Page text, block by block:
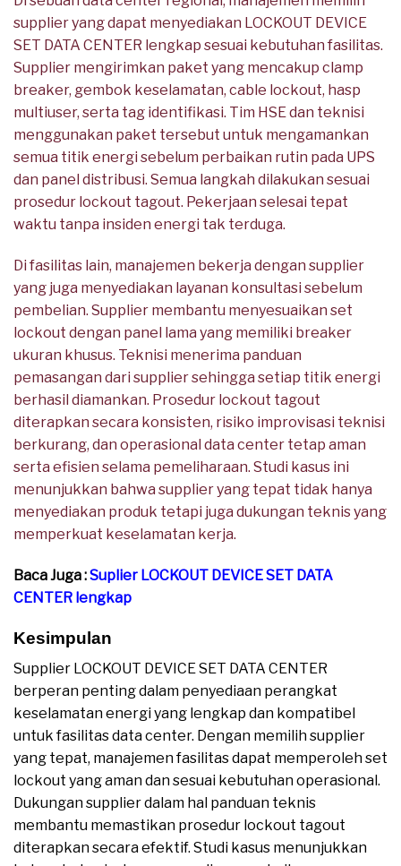
supplier yang dapat menyediakan LOCKOUT DEVICE
SET DATA CENTER lengkap sesuai kebutuhan fasilitas.
Supplier mengirimkan paket yang mencakup clamp
breaker, gembok keselamatan, cable lockout, hasp
multiuser, serta tag identifikasi. Tim HSE dan teknisi
menggunakan paket tersebut untuk mengamankan
semua titik energi sebelum perbaikan rutin pada UPS
dan panel distribusi. Semua langkah dilakukan sesuai
prosedur lockout tagout. Pekerjaan selesai tepat
waktu tanpa insiden energi tak terduga.
Di fasilitas lain, manajemen bekerja dengan supplier
yang juga menyediakan layanan konsultasi sebelum
pembelian. Supplier membantu menyesuaikan set
lockout dengan panel lama yang memiliki breaker
ukuran khusus. Teknisi menerima panduan
pemasangan dari supplier sehingga setiap titik energi
berhasil diamankan. Prosedur lockout tagout
diterapkan secara konsisten, risiko improvisasi teknisi
berkurang, dan operasional data center tetap aman
serta efisien selama pemeliharaan. Studi kasus ini
menunjukkan bahwa supplier yang tepat tidak hanya
menyediakan produk tetapi juga dukungan teknis yang
memperkuat keselamatan kerja.
Baca Juga :Suplier LOCKOUT DEVICE SET DATA
CENTER lengkap
Kesimpulan
Supplier LOCKOUT DEVICE SET DATA CENTER
berperan penting dalam penyediaan perangkat
keselamatan energi yang lengkap dan kompatibel
untuk fasilitas data center. Dengan memilih supplier
yang tepat, manajemen fasilitas dapat memperoleh set
lockout yang aman dan sesuai kebutuhan operasional.
Dukungan supplier dalam hal panduan teknis
membantu memastikan prosedur lockout tagout
diterapkan secara efektif. Studi kasus menunjukkan